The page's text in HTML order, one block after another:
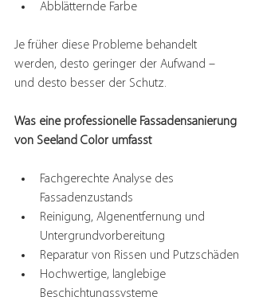
Abblätternde Farbe
Je früher diese Probleme behandelt
werden, desto geringer der Aufwand –
und desto besser der Schutz.
Was eine professionelle Fassadensanierung
von Seeland Color umfasst
Fachgerechte Analyse des
Fassadenzustands
Reinigung, Algenentfernung und
Untergrundvorbereitung
Reparatur von Rissen und Putzschäden
Hochwertige, langlebige
Beschichtungssysteme